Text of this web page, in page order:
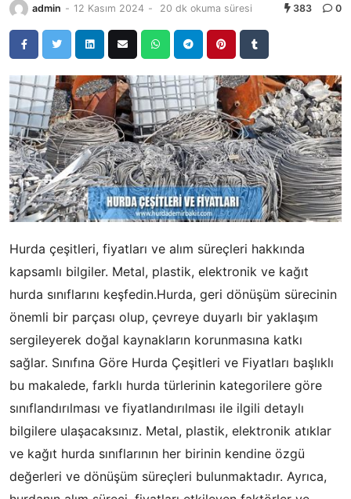
admin - 12 Kasım 2024 - 20 dk okuma süresi 383 0
Hurda çeşitleri, fiyatları ve alım süreçleri hakkında
kapsamlı bilgiler. Metal, plastik, elektronik ve kağıt
hurda sınıflarını keşfedin.Hurda, geri dönüşüm sürecinin
önemli bir parçası olup, çevreye duyarlı bir yaklaşım
sergileyerek doğal kaynakların korunmasına katkı
sağlar. Sınıfına Göre Hurda Çeşitleri ve Fiyatları başlıklı
bu makalede, farklı hurda türlerinin kategorilere göre
sınıflandırılması ve fiyatlandırılması ile ilgili detaylı
bilgilere ulaşacaksınız. Metal, plastik, elektronik atıklar
ve kağıt hurda sınıflarının her birinin kendine özgü
değerleri ve dönüşüm süreçleri bulunmaktadır. Ayrıca,